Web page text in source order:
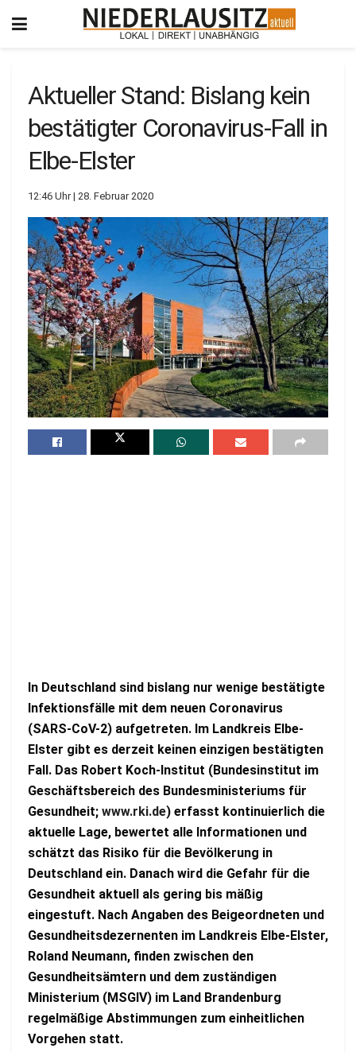
Aktueller Stand: Bislang kein
bestätigter Coronavirus-Fall in
Elbe-Elster
12:46 Uhr | 28. Februar 2020
In Deutschland sind bislang nur wenige bestätigte
Infektionsfälle mit dem neuen Coronavirus
(SARS-CoV-2) aufgetreten. Im Landkreis Elbe-
Elster gibt es derzeit keinen einzigen bestätigten
Fall. Das Robert Koch-Institut (Bundesinstitut im
Geschäftsbereich des Bundesministeriums für
Gesundheit; www.rki.de) erfasst kontinuierlich die
aktuelle Lage, bewertet alle Informationen und
schätzt das Risiko für die Bevölkerung in
Deutschland ein. Danach wird die Gefahr für die
Gesundheit aktuell als gering bis mäßig
eingestuft. Nach Angaben des Beigeordneten und
Gesundheitsdezernenten im Landkreis Elbe-Elster,
Roland Neumann, finden zwischen den
Gesundheitsämtern und dem zuständigen
Ministerium (MSGIV) im Land Brandenburg
regelmäßige Abstimmungen zum einheitlichen
Vorgehen statt.